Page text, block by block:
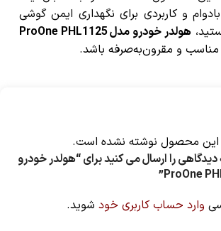
و کاربردی برای نگهداری ایمن گوشی
هولدر خودرو مدل ProOne PHL1125
مناسب و مقرون‌به‌صرفه باشد.
این محصول نوشته نشده است.
دیدگاهی را ارسال می کنید برای “هولدر خودرو
وارد حساب کاربری خود شوید.